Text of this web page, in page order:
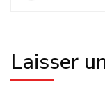
Laisser